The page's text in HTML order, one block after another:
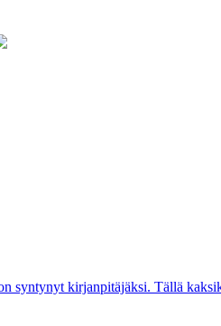
syntynyt kirjanpitäjäksi. Tällä